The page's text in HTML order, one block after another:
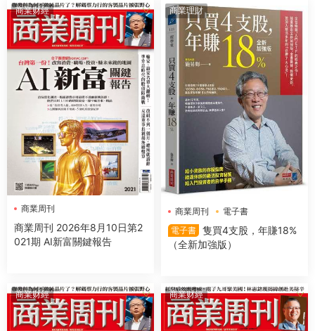
商業财經
商業周刊
商業周刊 2026年8月10日第2
021期 AI新富關鍵報告
商業理財
商業周刊
電子書
電子書 隻買4支股，年賺18%
（全新加強版）
商業财經 商業财經